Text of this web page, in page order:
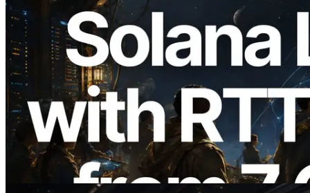
2026.08.05
ERPC étend l’API Solana Leader Slot
avec la mesure du ping depuis 7 régions
du monde — l’API Validators
Information est également lancée